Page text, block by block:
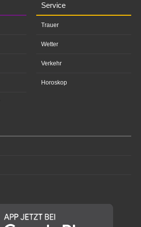
Service
Trauer
Wetter
Verkehr
Horoskop